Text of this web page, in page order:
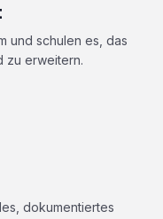
und schulen es, das
zu erweitern.
dokumentiertes